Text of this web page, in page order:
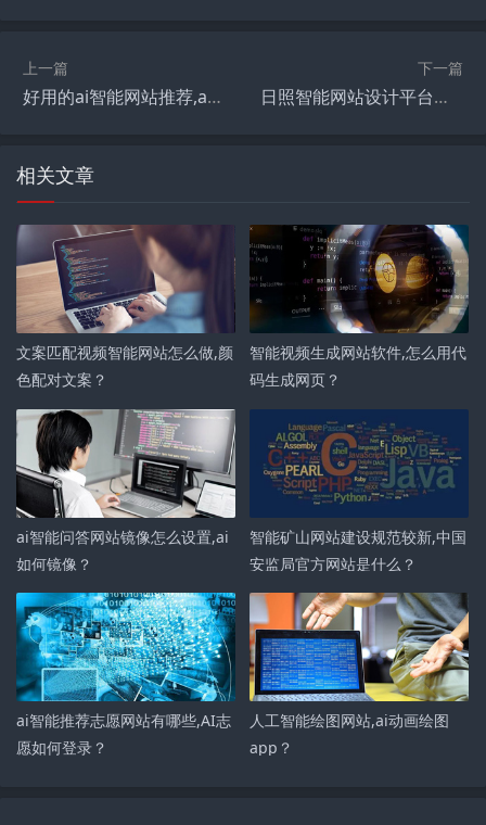
上一篇
好用的ai智能网站推荐,ai人工智能写作工具有哪些？
下一篇
日照智能网站设计平台有哪些,peterlee的官网？
相关文章
文案匹配视频智能网站怎么做,颜
色配对文案？
智能视频生成网站软件,怎么用代
码生成网页？
ai智能问答网站镜像怎么设置,ai
如何镜像？
智能矿山网站建设规范较新,中国
安监局官方网站是什么？
ai智能推荐志愿网站有哪些,AI志
愿如何登录？
人工智能绘图网站,ai动画绘图
app？